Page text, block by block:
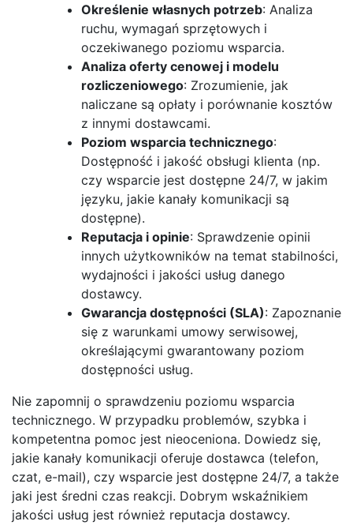
Określenie własnych potrzeb: Analiza
ruchu, wymagań sprzętowych i
oczekiwanego poziomu wsparcia.
Analiza oferty cenowej i modelu
rozliczeniowego: Zrozumienie, jak
naliczane są opłaty i porównanie kosztów
z innymi dostawcami.
Poziom wsparcia technicznego:
Dostępność i jakość obsługi klienta (np.
czy wsparcie jest dostępne 24/7, w jakim
języku, jakie kanały komunikacji są
dostępne).
Reputacja i opinie: Sprawdzenie opinii
innych użytkowników na temat stabilności,
wydajności i jakości usług danego
dostawcy.
Gwarancja dostępności (SLA): Zapoznanie
się z warunkami umowy serwisowej,
określającymi gwarantowany poziom
dostępności usług.
Nie zapomnij o sprawdzeniu poziomu wsparcia
technicznego. W przypadku problemów, szybka i
kompetentna pomoc jest nieoceniona. Dowiedz się,
jakie kanały komunikacji oferuje dostawca (telefon,
czat, e-mail), czy wsparcie jest dostępne 24/7, a także
jaki jest średni czas reakcji. Dobrym wskaźnikiem
jakości usług jest również reputacja dostawcy.